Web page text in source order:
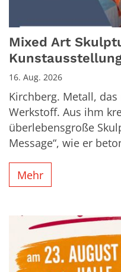
Mixed Art
16. Aug. 2026
Kirchberg. Metall,
Werkstoff. Aus ihm
überlebensgroße
Message“, wie er
Mehr